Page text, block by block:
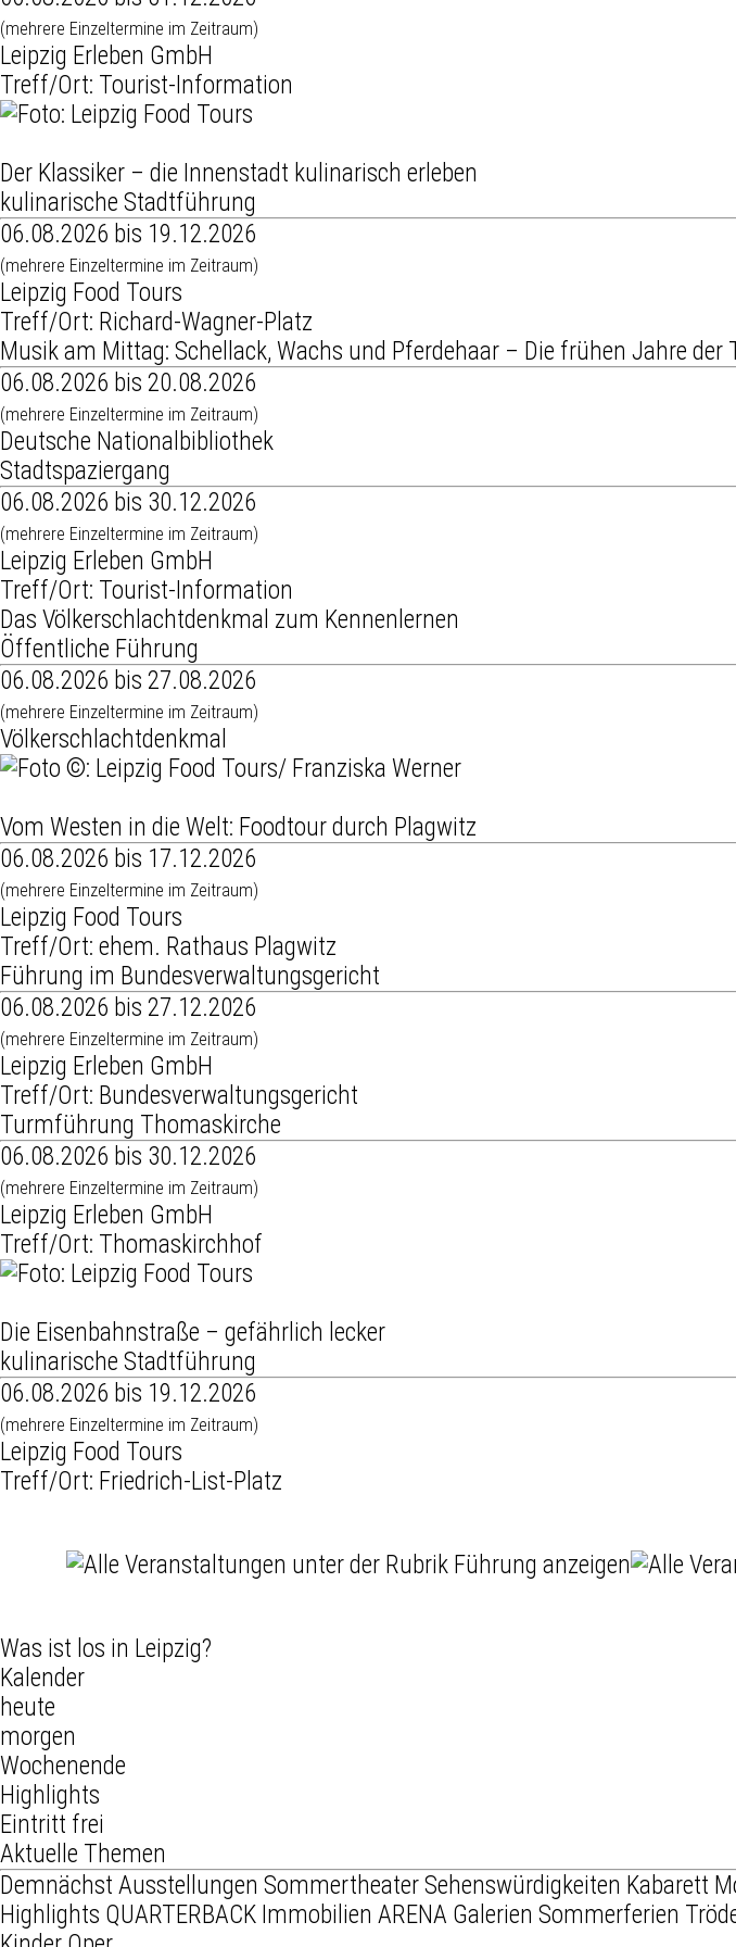
(mehrere Einzeltermine im Zeitraum)
Leipzig Erleben GmbH
Treff/Ort: Tourist-Information
Der Klassiker – die Innenstadt kulinarisch erleben
kulinarische Stadtführung
06.08.2026 bis 19.12.2026
(mehrere Einzeltermine im Zeitraum)
Leipzig Food Tours
Treff/Ort: Richard-Wagner-Platz
Musik am Mittag: Schellack, Wachs und Pferdehaar – Die frühen Jahre der
06.08.2026 bis 20.08.2026
(mehrere Einzeltermine im Zeitraum)
Deutsche Nationalbibliothek
Stadtspaziergang
06.08.2026 bis 30.12.2026
(mehrere Einzeltermine im Zeitraum)
Leipzig Erleben GmbH
Treff/Ort: Tourist-Information
Das Völkerschlachtdenkmal zum Kennenlernen
Öffentliche Führung
06.08.2026 bis 27.08.2026
(mehrere Einzeltermine im Zeitraum)
Völkerschlachtdenkmal
Vom Westen in die Welt: Foodtour durch Plagwitz
06.08.2026 bis 17.12.2026
(mehrere Einzeltermine im Zeitraum)
Leipzig Food Tours
Treff/Ort: ehem. Rathaus Plagwitz
Führung im Bundesverwaltungsgericht
06.08.2026 bis 27.12.2026
(mehrere Einzeltermine im Zeitraum)
Leipzig Erleben GmbH
Treff/Ort: Bundesverwaltungsgericht
Turmführung Thomaskirche
06.08.2026 bis 30.12.2026
(mehrere Einzeltermine im Zeitraum)
Leipzig Erleben GmbH
Treff/Ort: Thomaskirchhof
Die Eisenbahnstraße – gefährlich lecker
kulinarische Stadtführung
06.08.2026 bis 19.12.2026
(mehrere Einzeltermine im Zeitraum)
Leipzig Food Tours
Treff/Ort: Friedrich-List-Platz
Was ist los in Leipzig?
Kalender
heute
morgen
Wochenende
Highlights
Eintritt frei
Aktuelle Themen
Demnächst Ausstellungen SommertheaterSehenswürdigkeiten Kabarett
Highlights QUARTERBACK Immobilien ARENA Galerien Sommerferien